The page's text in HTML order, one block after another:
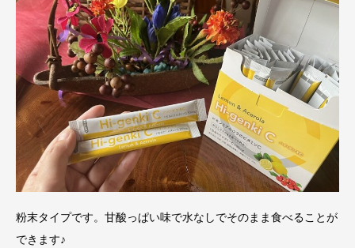
粉末タイプです。甘酸っぱい味で水なしでそのまま食べることが
できます♪